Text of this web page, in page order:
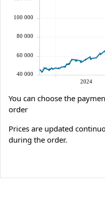
You can choose the
order
Prices are updated
during the order.